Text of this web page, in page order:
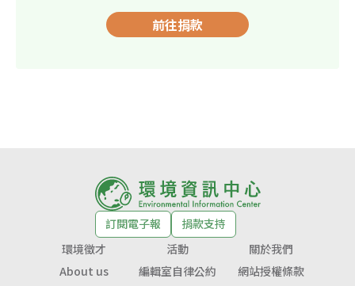
前往捐款
訂閱電子報
捐款支持
環境徵才
活動
關於我們
About us
編輯室自律公約
網站授權條款